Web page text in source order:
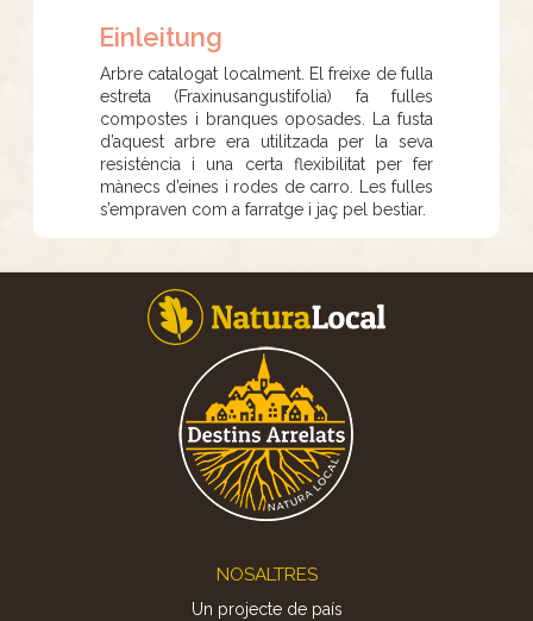
Einleitung
Arbre catalogat localment. El freixe de fulla
estreta (Fraxinusangustifolia) fa fulles
compostes i branques oposades. La fusta
d’aquest arbre era utilitzada per la seva
resistència i una certa flexibilitat per fer
mànecs d’eines i rodes de carro. Les fulles
s’empraven com a farratge i jaç pel bestiar.
NOSALTRES
Un projecte de país